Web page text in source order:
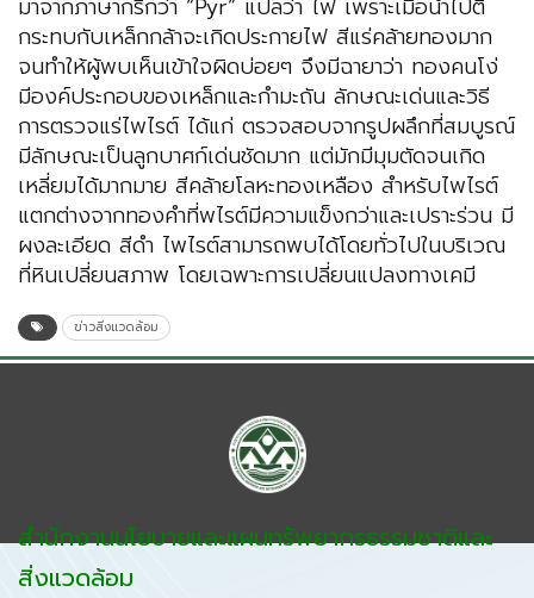
มาจากภาษากรีกว่า “Pyr” แปลว่า ไฟ เพราะเมื่อนำไปตี
กระทบกับเหล็กกล้าจะเกิดประกายไฟ สีแร่คล้ายทองมาก
จนทำให้ผู้พบเห็นเข้าใจผิดบ่อยๆ จึงมีฉายาว่า ทองคนโง่
มีองค์ประกอบของเหล็กและกำมะถัน ลักษณะเด่นและวิธี
การตรวจแร่ไพไรต์ ได้แก่ ตรวจสอบจากรูปผลึกที่สมบูรณ์
มีลักษณะเป็นลูกบาศก์เด่นชัดมาก แต่มักมีมุมตัดจนเกิด
เหลี่ยมได้มากมาย สีคล้ายโลหะทองเหลือง สำหรับไพไรต์
แตกต่างจากทองคำที่พไรต์มีความแข็งกว่าและเปราะร่วน มี
ผงละเอียด สีดำ ไพไรต์สามารถพบได้โดยทั่วไปในบริเวณ
ที่หินเปลี่ยนสภาพ โดยเฉพาะการเปลี่ยนแปลงทางเคมี
ข่าวสิ่งแวดล้อม
สำนักงานนโยบายและแผนทรัพยากรธรรมชาติและ
สิ่งแวดล้อม